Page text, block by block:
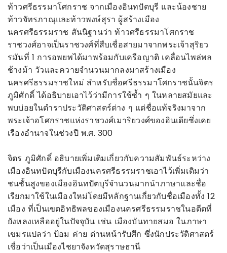
ท้าวศรีธรรมาโศกราช จากเมืองอินทปัตบุรี และน้องชาย
ท้าวจัทรภาณุและท้าวพงษ์สุรา ผู้สร้างเมือง
นครศรีธรรมราช สันนิฐานว่า ท้าวศรีธรรมาโศกราช
ราชวงศ์อาจเป็นราชวงศ์ที่สืบเชื่อสายมาจากพระเจ้าสุริยว
รมันที่ 1 การอพยพได้มาพร้อมกับเครือญาติ เคลื่อนไพล่พล
ช้างม้า วัวและควายจำนวนมากลงมาสร้างเมือง
นครศรีธรรมราชใหม่ สำหรับชื่อศรีธรรมาโศกราชนั้นจิตร
ภูมิศักดิ์ ได้อธิบายเอาไว้ว่ามีการใช้ซ้ำ ๆ ในหลายสมัยและ
พบบ่อยในตำราประวัติศาสตร์ต่าง ๆ แต่ชื่อแท้จริงมาจาก
พระเจ้าอโศกราชแห่งราชวงศ์เมาริยวงศ์ของอินเดียซึ่งเคย
เรืองอำนาจในช่วงปี พ.ศ. 300
จิตร ภูมิศักดิ์ อธิบายเพิ่มเติมเกี่ยวกับความสัมพันธ์ระหว่าง
เมืองอินทปัตบุรีกับเมืองนครศรีธรรมราชเอาไว้เพิ่มเติมว่า
ชนชั้นสูงของเมืองอินทปัตบุรีจำนวนมากนำภาษาและชื่อ
เรียกมาใช้ในเมืองใหม่โดยมีหลักฐานเกี่ยวกับชื่อเมืองทั้ง 12
เมือง ที่เป็นเขตอิทธิพลของเมืองนครศรีธรรมราชในอดีตที่
ยังหลงเหลืออยู่ในปัจจุบัน เช่น เมืองบันทายสมอ ในภาษา
เขมรแปลว่า ป้อม ค่าย ด่านหน้ารับศึก ซึ่งนักประวัติศาสตร์
เชื่อว่าเป็นเมืองไชยาจังหวัดสุราษธานี